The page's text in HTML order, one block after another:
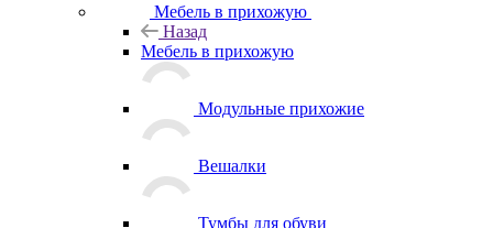
Мебель в прихожую
Назад
Мебель в прихожую
Модульные прихожие
Вешалки
Тумбы для обуви